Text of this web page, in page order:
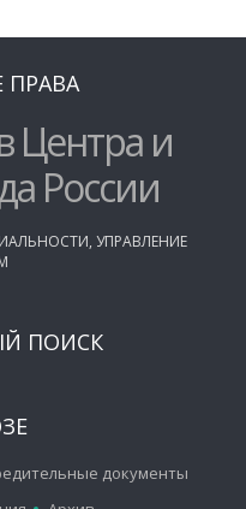
ПРАВА
Центра и
России
, УПРАВЛЕНИЕ
ПОИСК
документы